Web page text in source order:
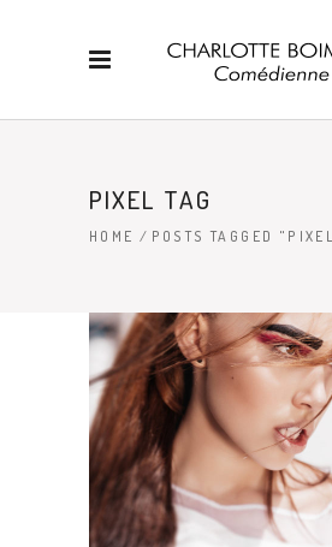
PIXEL TAG
HOME / POSTS TAGGED